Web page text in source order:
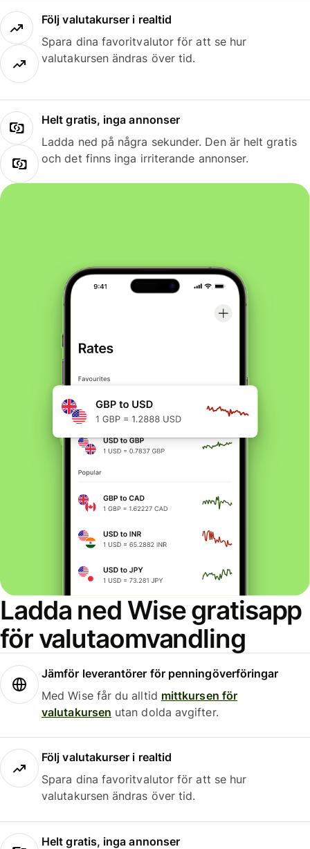
Följ valutakurser i realtid
Spara dina favoritvalutor för att se hur
valutakursen ändras över tid.
Helt gratis, inga annonser
Ladda ned på några sekunder. Den är helt gratis
och det finns inga irriterande annonser.
Ladda ned Wise gratisapp
för valutaomvandling
Jämför leverantörer för penningöverföringar
Med Wise får du alltid mittkursen för
valutakursen utan dolda avgifter.
Följ valutakurser i realtid
Spara dina favoritvalutor för att se hur
valutakursen ändras över tid.
Helt gratis, inga annonser